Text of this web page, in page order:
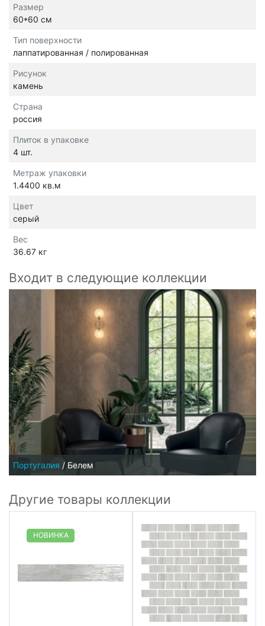
Размер
60*60 см
Тип поверхности
лаппатированная / полированная
Рисунок
камень
Страна
россия
Плиток в упаковке
4 шт.
Метраж упаковки
1.4400 кв.м
Цвет
серый
Вес
36.67 кг
Входит в следующие коллекции
Португалия / Белем
Другие товары коллекции
НОВИНКА